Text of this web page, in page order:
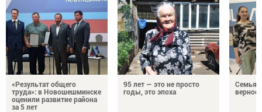
«Результат общего
труда»: в Новошешминске
оценили развитие района
за 5 лет
95 лет — это не просто
годы, это эпоха
Семья